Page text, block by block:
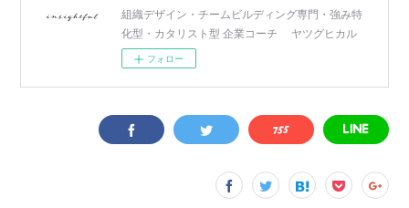
組織デザイン・チームビルディング専門・強み特
化型・カタリスト型 企業コーチ ヤツグヒカル
フォロー